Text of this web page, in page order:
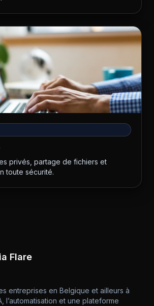
privés, partage de fichiers et
toute sécurité.
Flare
entreprises en Belgique et ailleurs à
l’automatisation et une plateforme